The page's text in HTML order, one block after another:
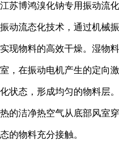
江苏博鸿溴化钠专用振动流
振动流态化技术，通过机械
实现物料的高效干燥。湿物
室，在振动电机产生的定向
化状态，形成均匀的物料层
热的洁净热空气从底部风室
态的物料充分接触。